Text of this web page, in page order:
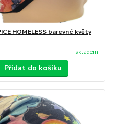
HOMELESS barevné květy
skladem
Přidat do košíku